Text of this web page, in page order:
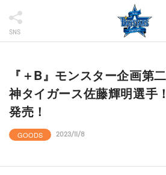
SNS
『＋B』モンスター企画第
神タイガース佐藤輝明選手
発売！
GOODS 2023/11/8